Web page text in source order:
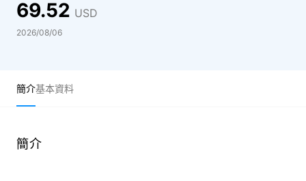
69.52 USD
2026/08/06
簡介基本資料
簡介